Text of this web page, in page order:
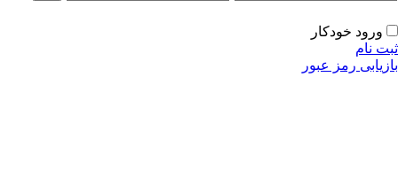
ورود خودکار
نام
رمز عبور